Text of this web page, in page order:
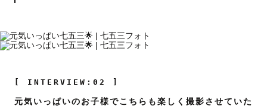
[ INTERVIEW:02 ]
元気いっぱいのお子様でこちらも楽しく撮影させていた